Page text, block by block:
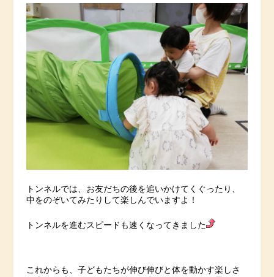
トンネルでは、お友だちの後を追いかけてくぐったり、
中をのぞいてみたりして楽しんでいますよ！
トンネルを進むスピードも速くなってきました
これからも、子どもたちが伸び伸びと体を動かす楽しさ